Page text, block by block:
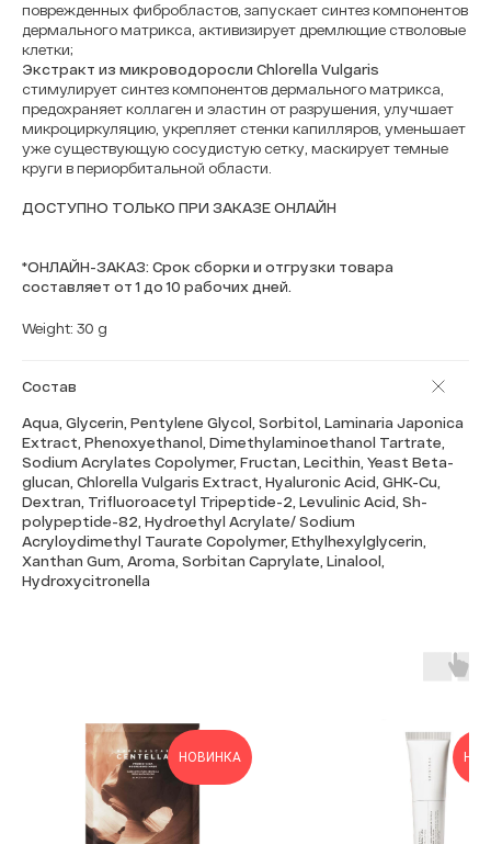
поврежденных фибробластов, запускает синтез компонентов
дермального матрикса, активизирует дремлющие стволовые
клетки;
Экстракт из микроводоросли Chlorella Vulgaris
стимулирует синтез компонентов дермального матрикса,
предохраняет коллаген и эластин от разрушения, улучшает
микроциркуляцию, укрепляет стенки капилляров, уменьшает
уже существующую сосудистую сетку, маскирует темные
круги в периорбитальной области.
ДОСТУПНО ТОЛЬКО ПРИ ЗАКАЗЕ ОНЛАЙН
*ОНЛАЙН-ЗАКАЗ: Срок сборки и отгрузки товара
составляет от 1 до 10 рабочих дней.
Weight: 30 g
Состав
Aqua, Glycerin, Pentylene Glycol, Sorbitol, Laminaria Japonica
Extract, Phenoxyethanol, Dimethylaminoethanol Tartrate,
Sodium Acrylates Copolymer, Fructan, Lecithin, Yeast Beta-
glucan, Chlorella Vulgaris Extract, Hyaluronic Acid, GHK-Cu,
Dextran, Trifluoroacetyl Tripeptide-2, Levulinic Acid, Sh-
polypeptide-82, Hydroethyl Acrylate/ Sodium
Acryloydimethyl Taurate Copolymer, Ethylhexylglycerin,
Xanthan Gum, Aroma, Sorbitan Caprylate, Linalool,
Hydroxycitronella
НОВИНКА